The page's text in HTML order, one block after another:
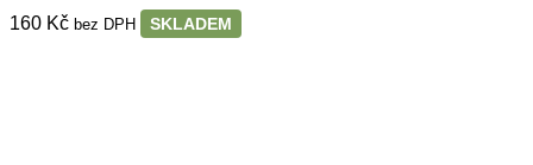
160 Kč bez DPH SKLADEM